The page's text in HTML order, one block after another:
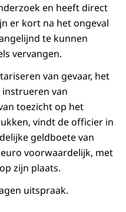
en heeft direct
er kort na het ongeval
te kunnen
vervangen.
van gevaar, het
van
toezicht op het
vindt de officier in
geldboete van
voorwaardelijk, met
zijn plaats.
uitspraak.